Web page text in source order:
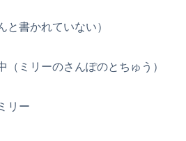
と書かれていない）
（ミリーのさんぽのとちゅう）
リー